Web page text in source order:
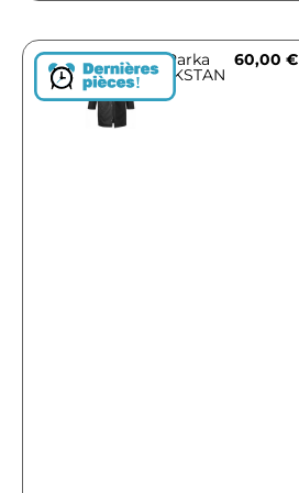
!
Parka
ZAKSTAN
60,00 €